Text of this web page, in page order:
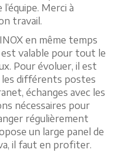
Merci à
travail.
en même temps
valable pour tout le
Pour évoluer, il est
différents postes
échanges avec les
nécessaires pour
régulièrement
un large panel de
il faut en profiter.